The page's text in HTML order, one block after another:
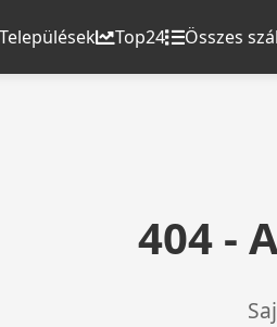
Települések Top24 Összes
404 -